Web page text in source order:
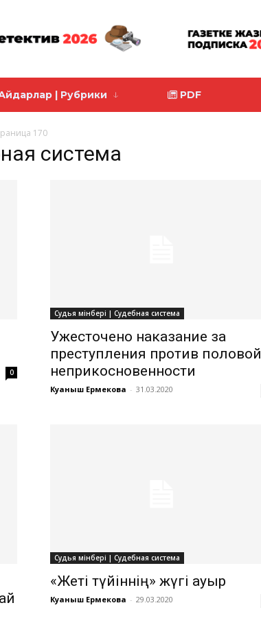
| Рубрики PDF
170
система
0
Судья мінбері | Судебная система
Ужесточено наказание за
преступления против половой
неприкосновенности
Куаныш Ермекова - 31.03.2020
Судья мінбері | Судебная система
«Жеті түйіннің» жүгі ауыр
Куаныш Ермекова - 29.03.2020